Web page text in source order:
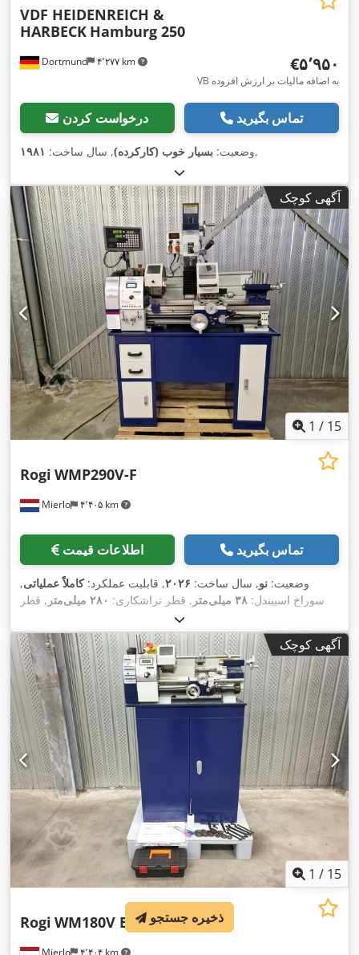
Dortmund ۴٬۲۷۷ km
VDF HEIDENREICH &
HARBECK Hamburg 250
‎€۵٬۹۵۰
VB به اضافه مالیات بر ارزش افزوده
درخواست کردن تماس بگیرید
وضعیت: بسیار خوب (کارکرده), سال ساخت: ۱۹۸۱ ,
آگهی کوچک
1 / 15
Mierlo ۴٬۴۰۵ km
Rogi WMP290V-F
اطلاعات قیمت تماس بگیرید
وضعیت: نو, سال ساخت: ۲۰۲۶, قابلیت عملکرد:کاملاً عملیاتی,
سوراخ اسپیندل: ۳۸ میلی‌متر , قطر تراشکاری: ۲۸۰ میلی‌متر
, قطر
تراشکاری بر روی ترم افزار فوقانی:
۱۴۰ میلی‌متر
, طول تراشکاری:۷۰۰ میلی‌متر , طول کل:۱٬۲۸۰
میلی‌متر, عرض کل: ۷۰۰ میلی‌متر , ارتفاع کل:۱٬۶۵۰ میلی‌متر
,
حداکثر سرعت اسپیندل:۱٬۸۰۰ دور/دقیقه
, سرعت اسپیندل (دقیقه):
۷۰ دور/دقیقه
, عرض تخت:۱۸۰ میلی‌متر , نوع جریان ورودی:سه فاز
وزن کل:۳۲۰ کیلوگرم , نگهدارنده پینول:MK 5, قطر سه نظام سه
فک: ۱۶۰ میلی‌متر , تجهیزات: سرعت چرخش به طور نامحدود قابل
تنظیم,
آگهی کوچک
1 / 15
Mierlo ۴٬۴۰۴ km
Rogi WM180V BRUSHLESS
ذخیره جستجو